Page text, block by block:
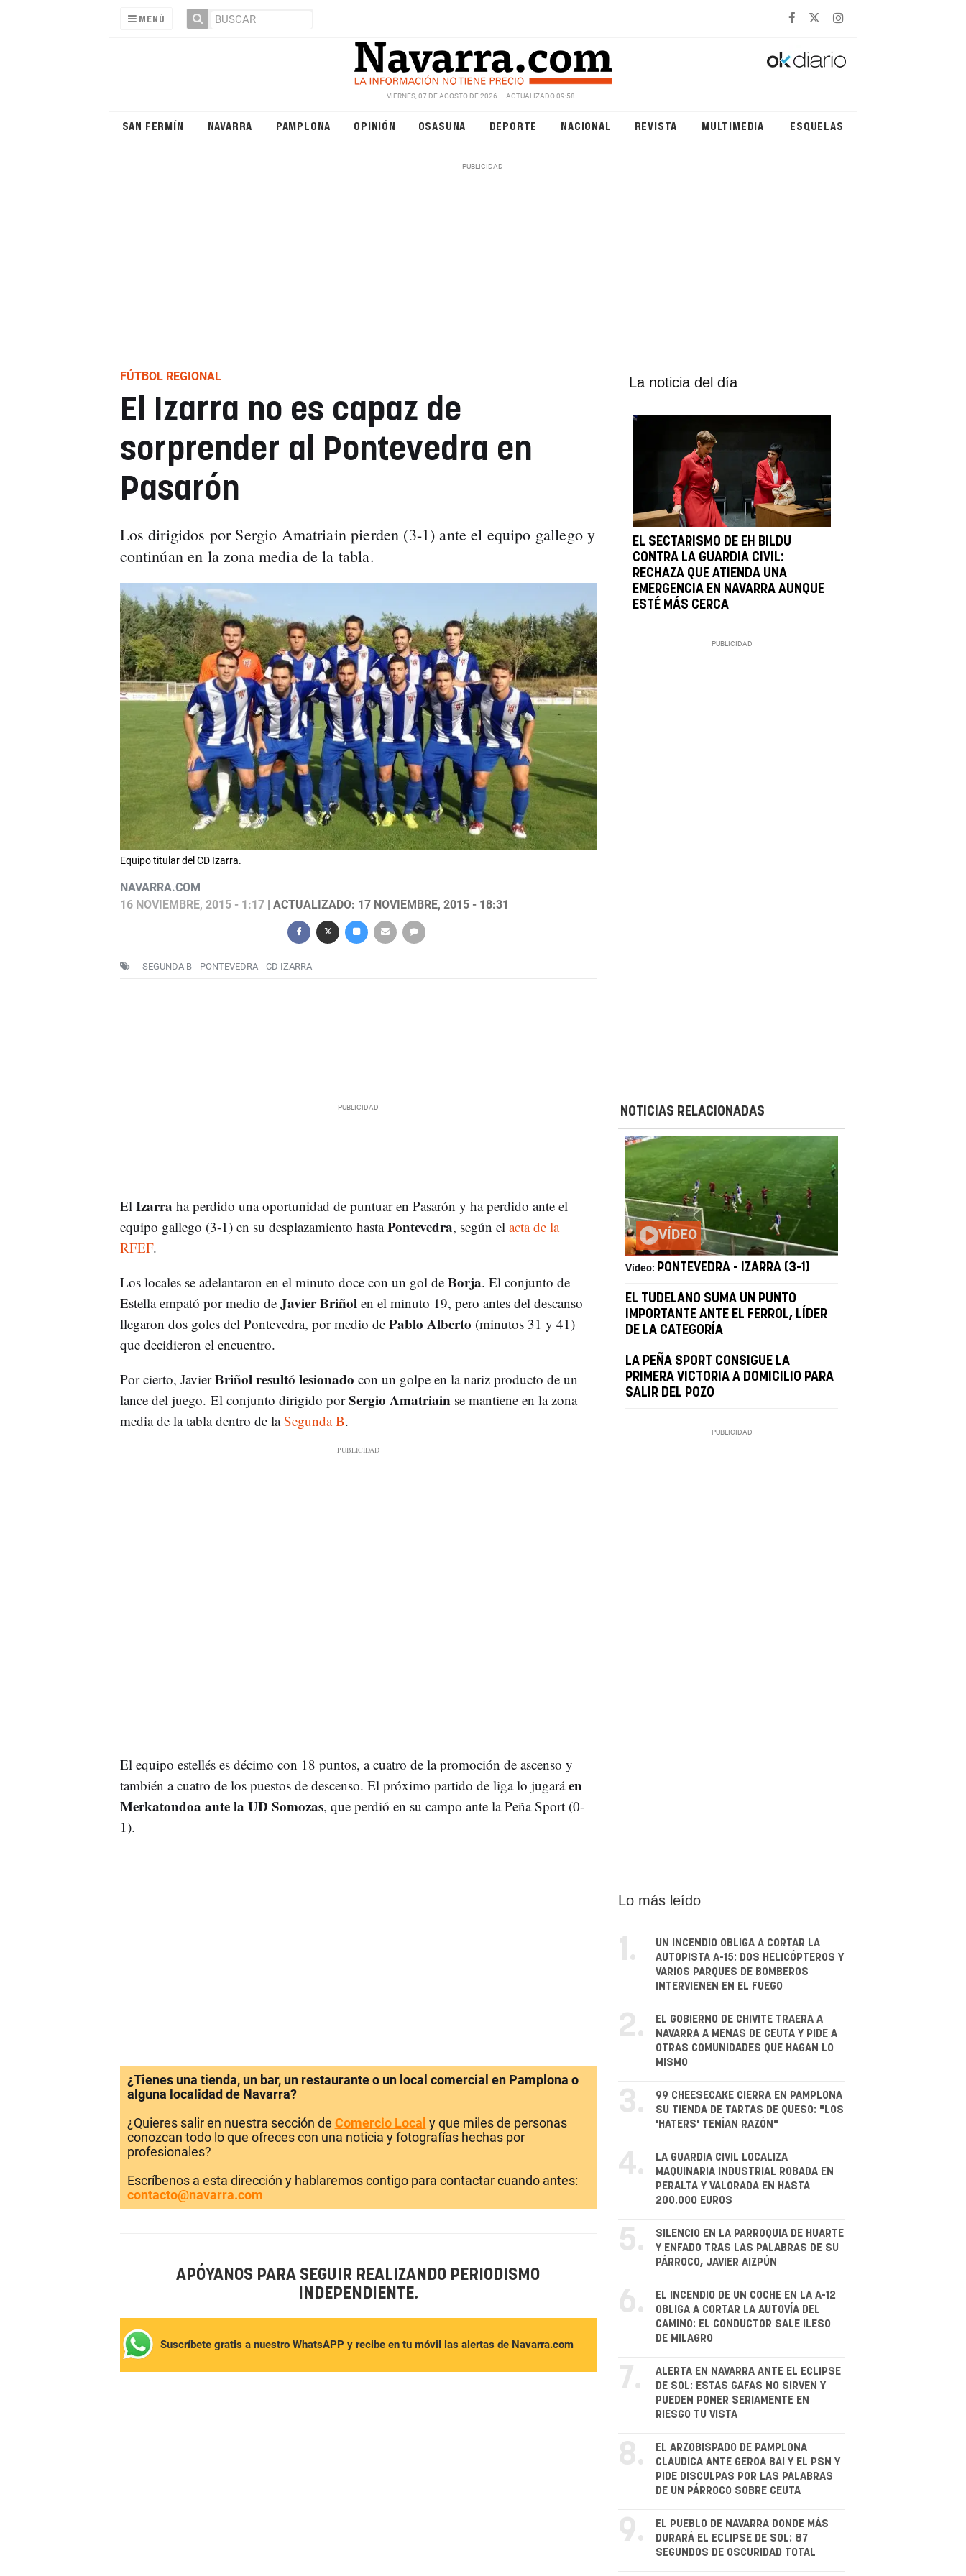
MENÚ
VIERNES, 07 DE AGOSTO DE 2026 ACTUALIZADO 09:58
SAN FERMÍN NAVARRA PAMPLONA OPINIÓN OSASUNA DEPORTE NACIONAL REVISTA MULTIMEDIA ESQUELAS
FÚTBOL REGIONAL
El Izarra no es capaz de
sorprender al Pontevedra en
Pasarón
Los dirigidos por Sergio Amatriain pierden (3-1) ante el equipo gallego y
continúan en la zona media de la tabla.
Equipo titular del CD Izarra.
NAVARRA.COM
16 NOVIEMBRE, 2015 - 1:17| ACTUALIZADO: 17 NOVIEMBRE, 2015 - 18:31
SEGUNDA B PONTEVEDRA CD IZARRA
La noticia del día
EL SECTARISMO DE EH BILDU
CONTRA LA GUARDIA CIVIL:
RECHAZA QUE ATIENDA UNA
EMERGENCIA EN NAVARRA AUNQUE
ESTÉ MÁS CERCA
ElIzarra ha perdido una oportunidad de puntuar en Pasarón y ha perdido ante el
equipo gallego (3-1) en su desplazamiento hastaPontevedra, según el acta de la
RFEF.
Los locales se adelantaron en el minuto doce con un gol deBorja. El conjunto de
Estella empató por medio de Javier Briñol en el minuto 19, pero antes del descanso
llegaron dos goles del Pontevedra, por medio de Pablo Alberto (minutos 31 y 41)
que decidieron el encuentro.
Por cierto, JavierBriñol resultó lesionado con un golpe en la nariz producto de un
lance del juego. El conjunto dirigido porSergio Amatriain se mantiene en la zona
media de la tabla dentro de laSegunda B.
El equipo estellés es décimo con 18 puntos, a cuatro de la promoción de ascenso y
también a cuatro de los puestos de descenso. El próximo partido de liga lo jugaráen
Merkatondoa ante la UD Somozas, que perdió en su campo ante la Peña Sport (0-
1).
NOTICIAS RELACIONADAS
VÍDEO
Vídeo: PONTEVEDRA - IZARRA (3-1)
EL TUDELANO SUMA UN PUNTO
IMPORTANTE ANTE EL FERROL, LÍDER
DE LA CATEGORÍA
LA PEÑA SPORT CONSIGUE LA
PRIMERA VICTORIA A DOMICILIO PARA
SALIR DEL POZO
¿Tienes una tienda, un bar, un restaurante o un local comercial en Pamplona o
alguna localidad de Navarra?
¿Quieres salir en nuestra sección de Comercio Local y que miles de personas
conozcan todo lo que ofreces con una noticia y fotografías hechas por
profesionales?
Escríbenos a esta dirección y hablaremos contigo para contactar cuando antes:
contacto@navarra.com
APÓYANOS PARA SEGUIR REALIZANDO PERIODISMO
INDEPENDIENTE.
Suscríbete gratis a nuestro WhatsAPP y recibe en tu móvil las alertas de Navarra.com
Lo más leído
1.
UN INCENDIO OBLIGA A CORTAR LA
AUTOPISTA A-15: DOS HELICÓPTEROS Y
VARIOS PARQUES DE BOMBEROS
INTERVIENEN EN EL FUEGO
2.
EL GOBIERNO DE CHIVITE TRAERÁ A
NAVARRA A MENAS DE CEUTA Y PIDE A
OTRAS COMUNIDADES QUE HAGAN LO
MISMO
3.
99 CHEESECAKE CIERRA EN PAMPLONA
SU TIENDA DE TARTAS DE QUESO: "LOS
'HATERS' TENÍAN RAZÓN"
4.
LA GUARDIA CIVIL LOCALIZA
MAQUINARIA INDUSTRIAL ROBADA EN
PERALTA Y VALORADA EN HASTA
200.000 EUROS
5.
SILENCIO EN LA PARROQUIA DE HUARTE
Y ENFADO TRAS LAS PALABRAS DE SU
PÁRROCO, JAVIER AIZPÚN
6.
EL INCENDIO DE UN COCHE EN LA A-12
OBLIGA A CORTAR LA AUTOVÍA DEL
CAMINO: EL CONDUCTOR SALE ILESO
DE MILAGRO
7.
ALERTA EN NAVARRA ANTE EL ECLIPSE
DE SOL: ESTAS GAFAS NO SIRVEN Y
PUEDEN PONER SERIAMENTE EN
RIESGO TU VISTA
8.
EL ARZOBISPADO DE PAMPLONA
CLAUDICA ANTE GEROA BAI Y EL PSN Y
PIDE DISCULPAS POR LAS PALABRAS
DE UN PÁRROCO SOBRE CEUTA
9.
EL PUEBLO DE NAVARRA DONDE MÁS
DURARÁ EL ECLIPSE DE SOL: 87
SEGUNDOS DE OSCURIDAD TOTAL